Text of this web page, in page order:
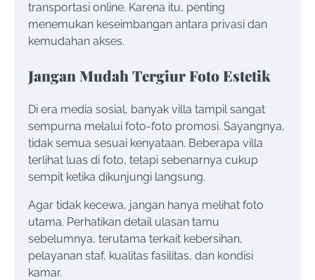
transportasi online. Karena itu, penting
menemukan keseimbangan antara privasi dan
kemudahan akses.
Jangan Mudah Tergiur Foto Estetik
Di era media sosial, banyak villa tampil sangat
sempurna melalui foto-foto promosi. Sayangnya,
tidak semua sesuai kenyataan. Beberapa villa
terlihat luas di foto, tetapi sebenarnya cukup
sempit ketika dikunjungi langsung.
Agar tidak kecewa, jangan hanya melihat foto
utama. Perhatikan detail ulasan tamu
sebelumnya, terutama terkait kebersihan,
pelayanan staf, kualitas fasilitas, dan kondisi
kamar.